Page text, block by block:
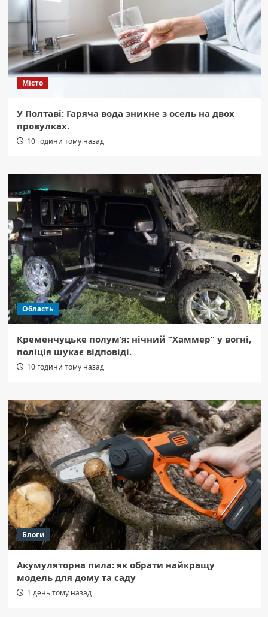
Місто
У Полтаві: Гаряча вода зникне з осель на двох
провулках.
10 години тому назад
Область
Кременчуцьке полум’я: нічний “Хаммер” у вогні,
поліція шукає відповіді.
10 години тому назад
Блоги
Акумуляторна пила: як обрати найкращу
модель для дому та саду
1 день тому назад